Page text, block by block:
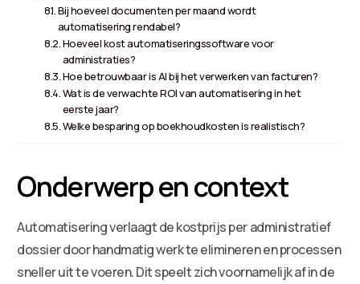
Bij hoeveel documenten per maand wordt
automatisering rendabel?
Hoeveel kost automatiseringssoftware voor
administraties?
Hoe betrouwbaar is AI bij het verwerken van facturen?
Wat is de verwachte ROI van automatisering in het
eerste jaar?
Welke besparing op boekhoudkosten is realistisch?
Onderwerp en context
Automatisering verlaagt de kostprijs per administratief
dossier door handmatig werk te elimineren en processen
sneller uit te voeren. Dit speelt zich voornamelijk af in de